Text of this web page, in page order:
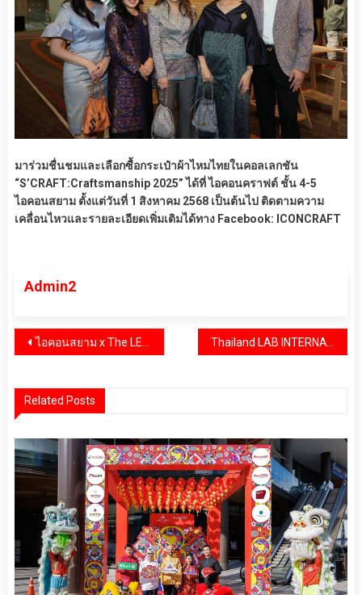
มาร่วมชื่นชมและเลือกซื้อกระเป๋าผ้าไหมไทยในคอลเลกชัน
“S’CRAFT:Craftsmanship 2025” ได้ที่ ไอคอนคราฟต์ ชั้น 4-5
ไอคอนสยาม ตั้งแต่วันที่ 1 สิงหาคม 2568 เป็นต้นไป ติดตามความ
เคลื่อนไหวและรายละเอียดเพิ่มเติมได้ทาง Facebook: ICONCRAFT
Admin2
แนะแนว
ไอคอนสยาม x The LEGO Group เปิดตัว LEGO® ONE PIECE ครั้งแรกในโลก! สาวกโจรสลัดหมวกฟางแห่ร่วมผจญภัยที่ริมแม่น้ำเจ้าพระยา Thailand LAB INTERNATIONAL 2025 ยกระดับห้องปฏิบัติการและนวัตกรรม สู่อนาคตเศรษฐกิจไทย
Related Posts